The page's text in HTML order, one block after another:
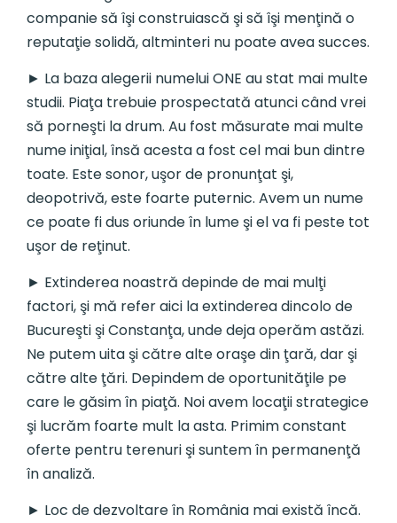
companie să îşi construiască şi să îşi menţină o
reputaţie solidă, altminteri nu poate avea succes.
► La baza alegerii numelui ONE au stat mai multe
studii. Piaţa trebuie prospectată atunci când vrei
să porneşti la drum. Au fost măsurate mai multe
nume iniţial, însă acesta a fost cel mai bun dintre
toate. Este sonor, uşor de pronunţat şi,
deopotrivă, este foarte puternic. Avem un nume
ce poate fi dus oriunde în lume şi el va fi peste tot
uşor de reţinut.
► Extinderea noastră depinde de mai mulţi
factori, şi mă refer aici la extinderea dincolo de
Bucureşti şi Constanţa, unde deja operăm astăzi.
Ne putem uita şi către alte oraşe din ţară, dar şi
către alte ţări. Depindem de oportunităţile pe
care le găsim în piaţă. Noi avem locaţii strategice
şi lucrăm foarte mult la asta. Primim constant
oferte pentru terenuri şi suntem în permanenţă
în analiză.
► Loc de dezvoltare în România mai există încă.